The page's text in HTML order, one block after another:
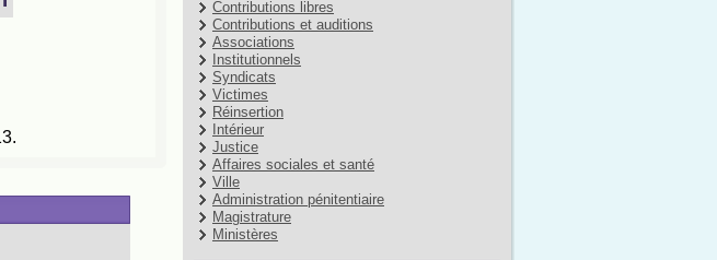
Contributions libres
Contributions et auditions
Associations
Institutionnels
Syndicats
Victimes
Réinsertion
Intérieur
Justice
Affaires sociales et santé
Ville
Administration pénitentiaire
Magistrature
Ministères